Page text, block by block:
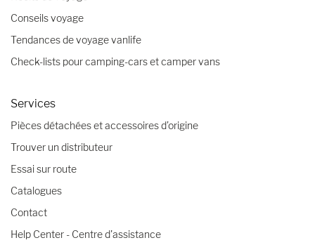
Conseils voyage
Tendances de voyage vanlife
Check-lists pour camping-cars et camper vans
Services
Pièces détachées et accessoires d’origine
Trouver un distributeur
Essai sur route
Catalogues
Contact
Help Center - Centre d'assistance